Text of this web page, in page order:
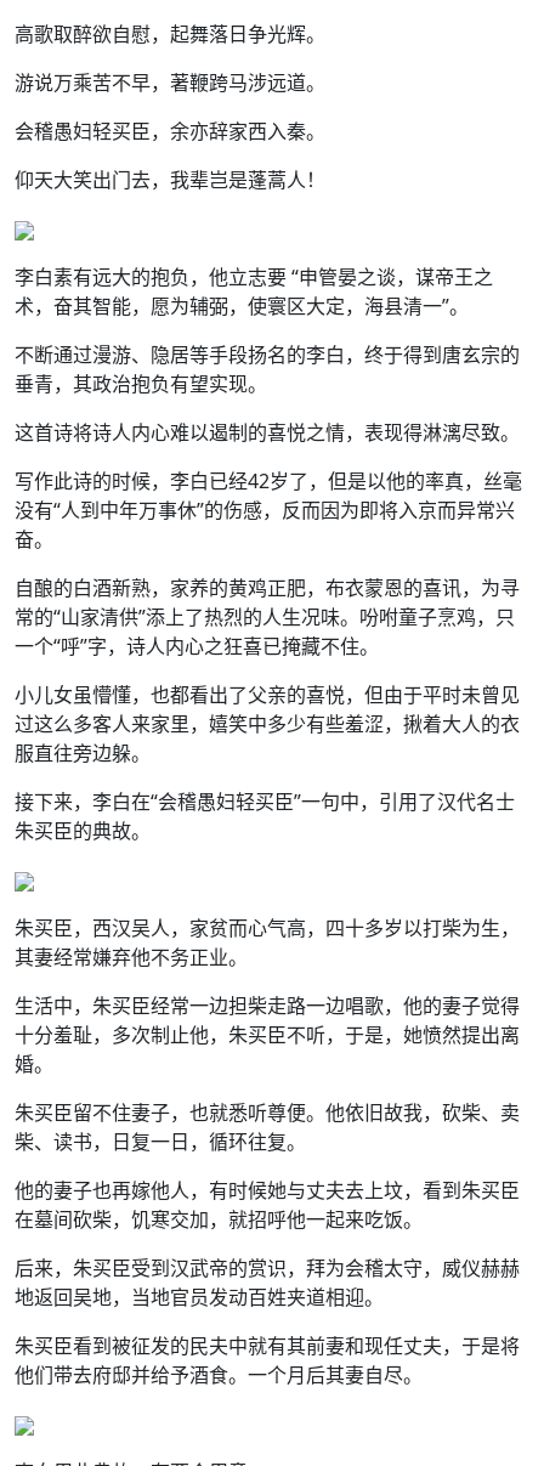
高歌取醉欲自慰，起舞落日争光辉。
游说万乘苦不早，著鞭跨马涉远道。
会稽愚妇轻买臣，余亦辞家西入秦。
仰天大笑出门去，我辈岂是蓬蒿人！
李白素有远大的抱负，他立志要 “申管晏之谈，谋帝王之
术，奋其智能，愿为辅弼，使寰区大定，海县清一”。
不断通过漫游、隐居等手段扬名的李白，终于得到唐玄宗的
垂青，其政治抱负有望实现。
这首诗将诗人内心难以遏制的喜悦之情，表现得淋漓尽致。
写作此诗的时候，李白已经42岁了，但是以他的率真，丝毫
没有“人到中年万事休”的伤感，反而因为即将入京而异常兴
奋。
自酿的白酒新熟，家养的黄鸡正肥，布衣蒙恩的喜讯，为寻
常的“山家清供”添上了热烈的人生况味。吩咐童子烹鸡，只
一个“呼”字，诗人内心之狂喜已掩藏不住。
小儿女虽懵懂，也都看出了父亲的喜悦，但由于平时未曾见
过这么多客人来家里，嬉笑中多少有些羞涩，揪着大人的衣
服直往旁边躲。
接下来，李白在“会稽愚妇轻买臣”一句中，引用了汉代名士
朱买臣的典故。
朱买臣，西汉吴人，家贫而心气高，四十多岁以打柴为生，
其妻经常嫌弃他不务正业。
生活中，朱买臣经常一边担柴走路一边唱歌，他的妻子觉得
十分羞耻，多次制止他，朱买臣不听，于是，她愤然提出离
婚。
朱买臣留不住妻子，也就悉听尊便。他依旧故我，砍柴、卖
柴、读书，日复一日，循环往复。
他的妻子也再嫁他人，有时候她与丈夫去上坟，看到朱买臣
在墓间砍柴，饥寒交加，就招呼他一起来吃饭。
后来，朱买臣受到汉武帝的赏识，拜为会稽太守，威仪赫赫
地返回吴地，当地官员发动百姓夹道相迎。
朱买臣看到被征发的民夫中就有其前妻和现任丈夫，于是将
他们带去府邸并给予酒食。一个月后其妻自尽。